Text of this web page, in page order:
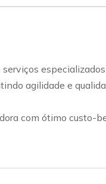
agilidade e
com ótimo custo-